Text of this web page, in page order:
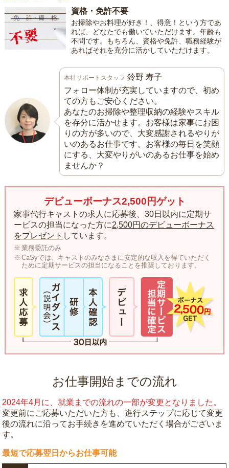
資格・免許不要
お掃除やお料理が好き！、得意！という方であ
れば、どなたでも働いていただけます。年齢も
不問です。もちろん、資格や免許、職務経験が
あればそれを充分に活かしていただけます。
本社サポートスタッフ 鈴野 寿子
フォロー体制が充実していますので、初め
ての方もご安心ください。
あなたのお掃除や整理収納の経験やスキル
を存分に活かせます。お客様は家事にお困
りの方が多いので、大変感謝されるやりが
いのあるお仕事です。お客様の毎日を笑顔
にする、大変やりがいのあるお仕事を始め
ませんか？
デビューボーナス2,500円ゲット
家事代行キャストの求人に応募後、30日以内に定期サ
ービスの担当になった方に2,500円のデビューボーナス
をプレゼント しています。
業務委託のみ
CaSyでは、キャストのみなさまに安定的な収入を得ていただく
ために定期サービスの担当になることを推奨しております。
お仕事開始までの流れ
2024年4月に、就業までの流れの一部が変更となりました。
変更前にご応募いただいた方も、進行ステップに応じて変更
後の流れに沿ってお手続きを進めていただく場合がございま
す。
最短で応募翌日からお仕事可能